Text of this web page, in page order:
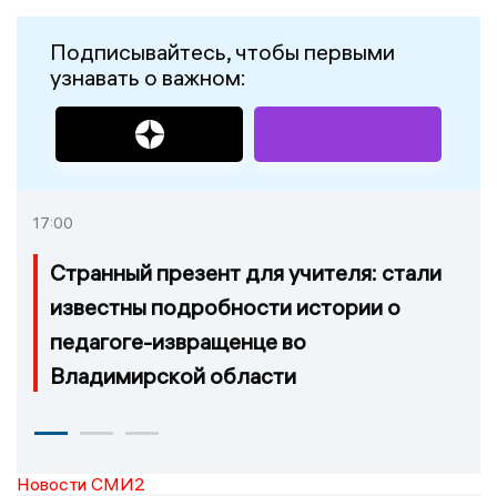
Подписывайтесь, чтобы первыми
узнавать о важном:
17:00
Странный презент для учителя: стали
известны подробности истории о
педагоге-извращенце во
Владимирской области
Новости СМИ2